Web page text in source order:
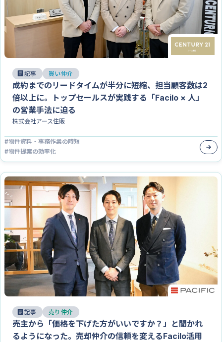
記事 買い仲介
成約までのリードタイムが半分に短縮、担当顧客数は2
倍以上に。トップセールスが実践する「Facilo × 人」
の営業手法に迫る
株式会社アース住販
#物件資料・事務作業の時短
#物件提案の効率化
記事 売り仲介
売主から「価格を下げた方がいいですか？」と聞かれ
るようになった。売却仲介の信頼を変えるFacilo活用